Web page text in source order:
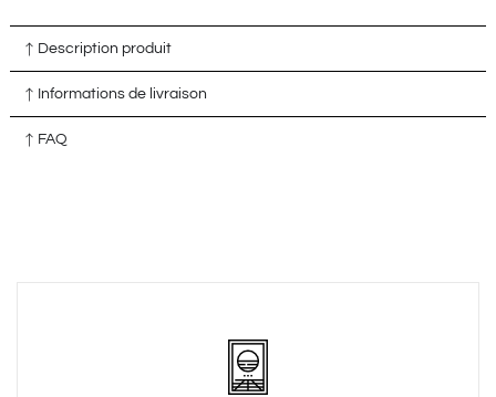
Description produit
Informations de livraison
FAQ